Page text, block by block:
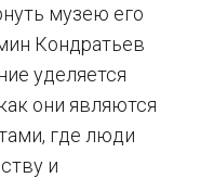
музею его
Кондратьев
уделяется
они являются
где люди
и